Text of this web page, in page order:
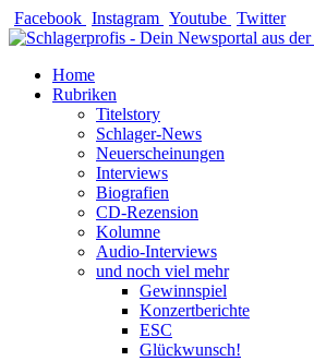
Zum
Inhalt
Facebook Instagram Youtube Twitter
Home
Rubriken
Titelstory
Schlager-News
Neuerscheinungen
Interviews
Biografien
CD-Rezension
Kolumne
Audio-Interviews
und noch viel mehr
Gewinnspiel
Konzertberichte
ESC
Glückwunsch!